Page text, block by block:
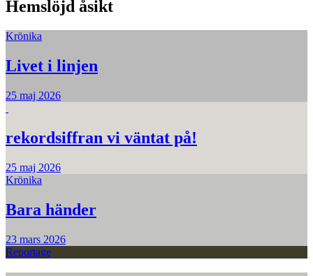
Hemslöjd åsikt
Krönika
Livet i linjen
25 maj 2026
rekordsiffran vi väntat på!
25 maj 2026
Krönika
Bara händer
23 mars 2026
Reportage